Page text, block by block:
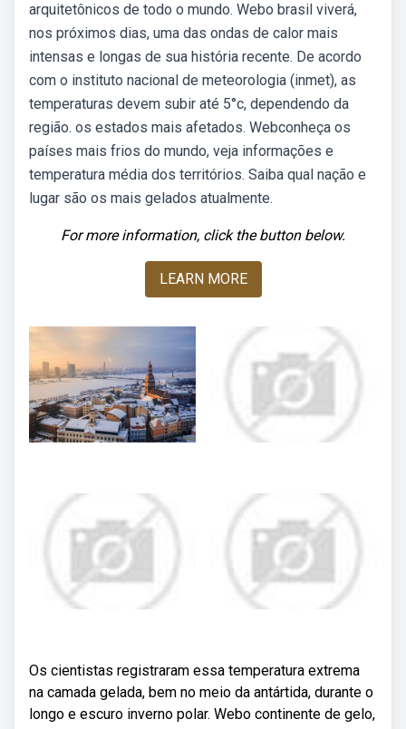
arquitetônicos de todo o mundo. Webo brasil viverá,
nos próximos dias, uma das ondas de calor mais
intensas e longas de sua história recente. De acordo
com o instituto nacional de meteorologia (inmet), as
temperaturas devem subir até 5°c, dependendo da
região. os estados mais afetados. Webconheça os
países mais frios do mundo, veja informações e
temperatura média dos territórios. Saiba qual nação e
lugar são os mais gelados atualmente.
For more information, click the button below.
LEARN MORE
Os cientistas registraram essa temperatura extrema
na camada gelada, bem no meio da antártida, durante o
longo e escuro inverno polar. Webo continente de gelo,